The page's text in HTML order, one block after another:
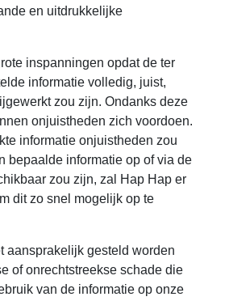
en uitdrukkelijke
inspanningen opdat de ter
informatie volledig, juist,
zou zijn. Ondanks deze
onjuistheden zich voordoen.
informatie onjuistheden zou
bepaalde informatie op of via de
zou zijn, zal Hap Hap er
dit zo snel mogelijk op te
aansprakelijk gesteld worden
of onrechtstreekse schade die
van de informatie op onze